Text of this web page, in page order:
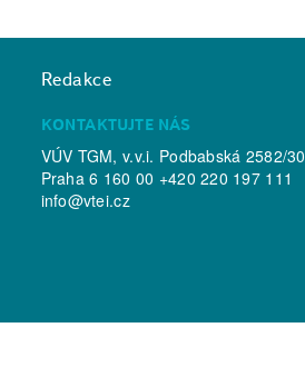
Redakce
KONTAKTUJTE NÁS
VÚV TGM, v.v.i. Podbabská 2582/30
Praha 6 160 00 +420 220 197 111
info@vtei.cz